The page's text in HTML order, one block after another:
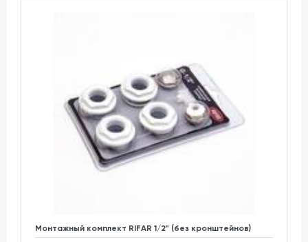
Монтажный комплект RIFAR 1/2" (без кронштейнов)